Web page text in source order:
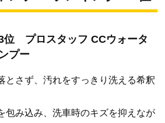
位 プロスタッフ CCウォータ
プー
とさず、汚れをすっきり洗える希釈
包み込み、洗車時のキズを抑えなが